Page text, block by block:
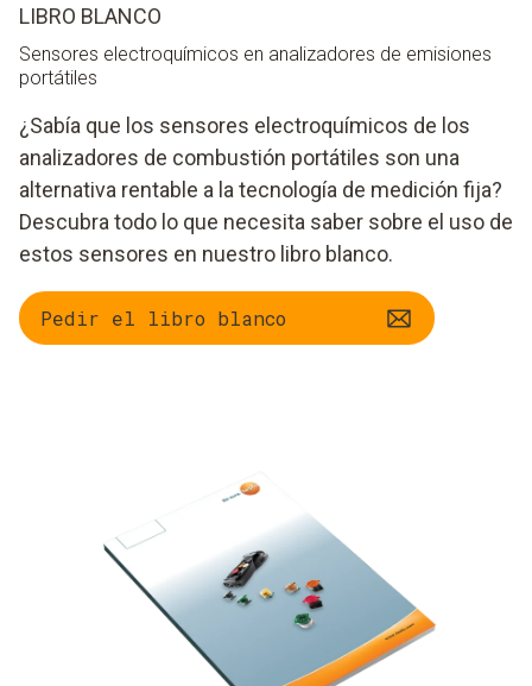
LIBRO BLANCO
Sensores electroquímicos en analizadores de emisiones
portátiles
¿Sabía que los sensores electroquímicos de los
analizadores de combustión portátiles son una
alternativa rentable a la tecnología de medición fija?
Descubra todo lo que necesita saber sobre el uso de
estos sensores en nuestro libro blanco.
Pedir el libro blanco
Analizadores de
gases y principios de
Principio de
funcionamiento de
los sensores